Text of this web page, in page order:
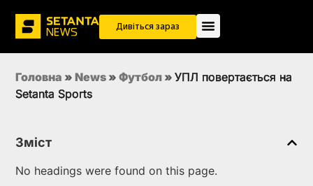
Дивіться зараз
Головна » News » Футбол » УПЛ повертається на
Setanta Sports
Зміст
No headings were found on this page.